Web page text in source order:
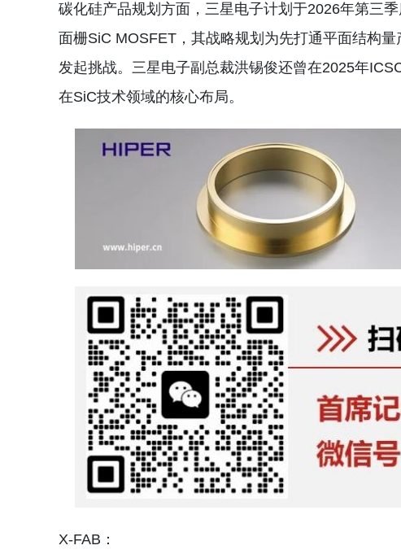
碳化硅产品规划方面，三星电子计划于2026年第三
面栅SiC MOSFET，其战略规划为先打通平面结构
发起挑战。三星电子副总裁洪锡俊还曾在2025年
在SiC技术领域的核心布局。
X-FAB：